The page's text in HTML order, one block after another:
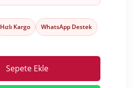
Hızlı Kargo WhatsApp Destek
Sepete Ekle